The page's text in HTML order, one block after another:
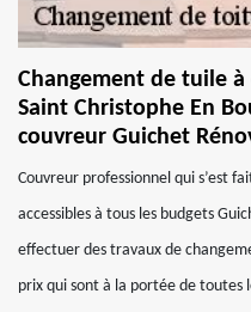
Changement de tuile
Saint Christophe En
couvreur Guichet
Couvreur professionnel qui s’est
accessibles à tous les budgets
effectuer des travaux de
prix qui sont à la portée de toutes